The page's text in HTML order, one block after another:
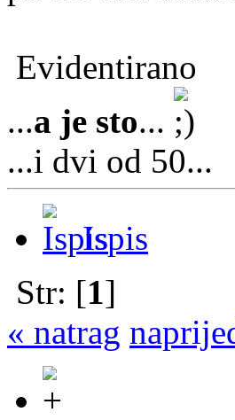
Evidentirano
...a je sto...
...i dvi od 50...
Ispis
Str: [1]
« natrag